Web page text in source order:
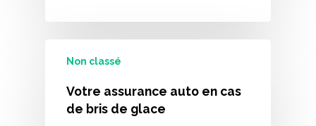
Non classé
Votre assurance auto en cas
de bris de glace